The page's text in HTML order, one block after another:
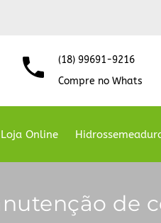
(18) 99691-9216
Compre no Whats
Loja Online
de